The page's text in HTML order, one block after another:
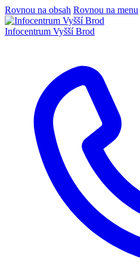
Rovnou na obsah Rovnou na menu
Infocentrum Vyšší Brod